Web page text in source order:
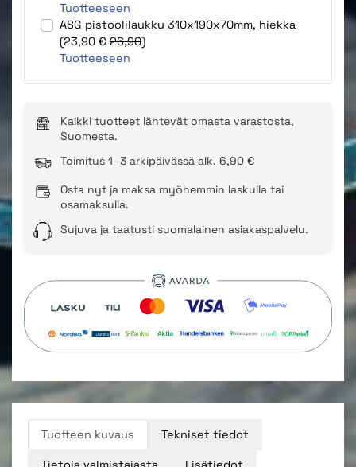
Tuotteeseen
ASG pistoolilaukku 310x190x70mm, hiekka
(23,90 € 26,90)
Tuotteeseen
Kaikki tuotteet lähtevät omasta varastosta,
Suomesta.
Toimitus 1–3 arkipäivässä alk. 6,90 €
Osta nyt ja maksa myöhemmin laskulla tai
osamaksulla.
Sujuva ja taatusti suomalainen asiakaspalvelu.
Tuotteen kuvaus Tekniset tiedot